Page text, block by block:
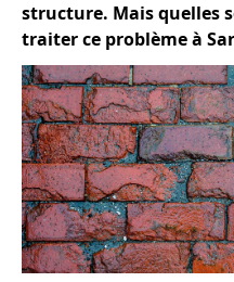
structure. Mais quelles
traiter ce problème à